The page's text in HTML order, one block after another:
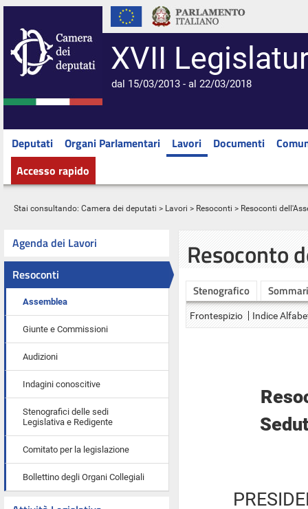
XVII
dal 15/03/2013 - al 22/03/2018
Deputati Organi Parlamentari Lavori Documenti
Accesso rapido
Stai consultando: Camera dei deputati > Lavori > Resoconti > Resoconti
Agenda dei Lavori
Resoconti
Assemblea
Giunte e Commissioni
Audizioni
Indagini conoscitive
Stenografici delle sedi
Legislativa e Redigente
Comitato per la legislazione
Bollettino degli Organi Collegiali
Resoconto
Stenografico
Frontespizio Indice